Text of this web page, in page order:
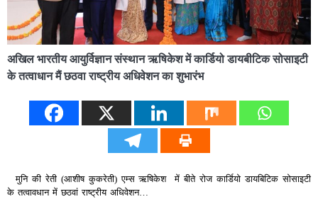
अखिल भारतीय आयुर्विज्ञान संस्थान ऋषिकेश में कार्डियो डायबीटिक सोसाइटी
के तत्वाधान मैं छठवा राष्ट्रीय अधिवेशन का शुभारंभ
मुनि की रेती (आशीष कुकरेती) एम्स ऋषिकेश में बीते रोज कार्डियो डायबिटिक सोसाइटी
के तत्वावधान में छठवां राष्ट्रीय अधिवेशन…